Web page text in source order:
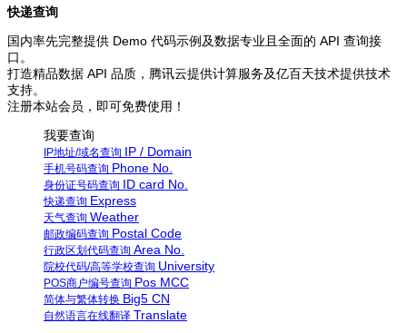
快递查询
国内率先完整提供 Demo 代码示例及数据专业且全面的 API 查询接
口。
打造精品数据 API 品质，腾讯云提供计算服务及亿百天技术提供技术
支持。
注册本站会员，即可免费使用！
我要查询
IP地址/域名查询 IP / Domain
手机号码查询 Phone No.
身份证号码查询 ID card No.
快递查询 Express
天气查询 Weather
邮政编码查询 Postal Code
行政区划代码查询 Area No.
院校代码/高等学校查询 University
POS商户编号查询 Pos MCC
简体与繁体转换 Big5 CN
自然语言在线翻译 Translate